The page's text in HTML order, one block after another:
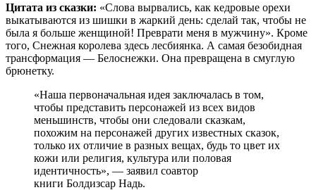
Цитата из сказки: «Слова вырвались, как кедровые орехи
выкатываются из шишки в жаркий день: сделай так, чтобы не
была я больше женщиной! Преврати меня в мужчину». Кроме
того, Снежная королева здесь лесбиянка. А самая безобидная
трансформация — Белоснежки. Она превращена в смуглую
брюнетку.
«Наша первоначальная идея заключалась в том,
чтобы представить персонажей из всех видов
меньшинств, чтобы они следовали сказкам,
похожим на персонажей других известных сказок,
только их отличие в разных вещах, будь то цвет их
кожи или религия, культура или половая
идентичность», — заявил соавтор
книги Болдизсар Надь.